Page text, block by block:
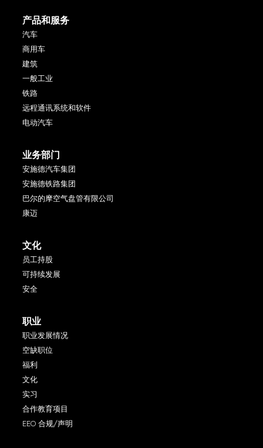
产品和服务
汽车
商用车
建筑
一般工业
铁路
远程通讯系统和软件
电动汽车
业务部门
安施德汽车集团
安施德铁路集团
巴尔的摩空气盘管有限公司
康迈
文化
员工持股
可持续发展
安全
职业
职业发展情况
空缺职位
福利
文化
实习
合作教育项目
EEO 合规/声明